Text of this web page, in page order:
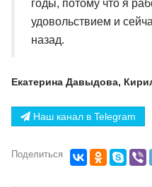
годы, потому что я
удовольствием и
назад.
Екатерина Давыдова,
Наш канал в Telegram
Поделиться